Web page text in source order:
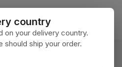
country
on your delivery country.
should ship your order.